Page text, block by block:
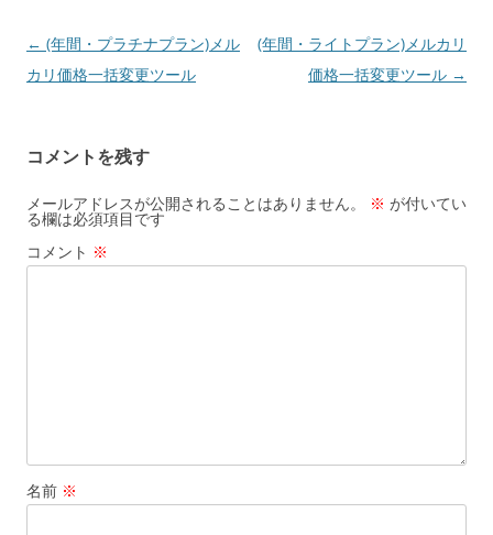
k
投
稿
ゲ
ー
シ
ョ
← (年間・プラチナプラン)メル
カリ価格一括変更ツール
(年間・ライトプラン)メルカリ
価格一括変更ツール →
コメントを残す
メールアドレスが公開されることはありません。 ※ が付いてい
る欄は必須項目です
コメント ※
名前 ※